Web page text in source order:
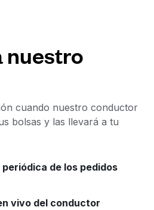
nuestro
cuando nuestro conductor
bolsas y las llevará a tu
de los pedidos
vivo del conductor